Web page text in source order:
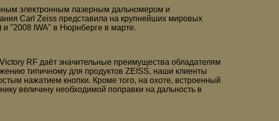
электронным лазерным дальномером и
Carl Zeiss представила на крупнейших мировых
"2008 IWA" в Нюрнберге в марте.
RF даёт значительные преимущества обладателям
типичному для продуктов ZEISS, наши клиенты
нажатием кнопки. Кроме того, на охоте, встроенный
величину необходимой поправки на дальность в